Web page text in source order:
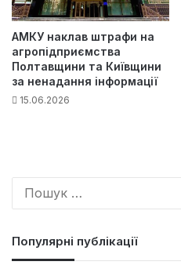
АМКУ наклав штрафи на
агропідприємства
Полтавщини та Київщини
за ненадання інформації
15.06.2026
Популярні публікації